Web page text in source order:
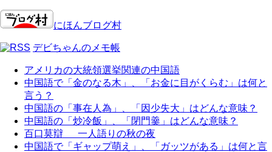
にほんブログ村
デビちゃんのメモ帳
アメリカの大統領選挙関連の中国語
中国語で「金のなる木」、「お金に目がくらむ」は何と
言う？
中国語の「事在人為」、「因少失大」はどんな意味？
中国語の「炒冷飯」、「閉門羹」はどんな意味？
百口莫辯 一人語りの秋の夜
中国語で「ギャップ萌え」、「ガッツがある」は何と言